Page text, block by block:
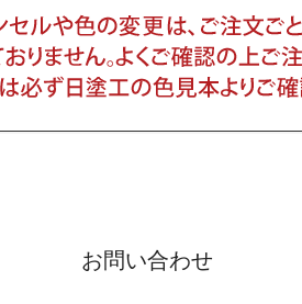
お問い合わせ